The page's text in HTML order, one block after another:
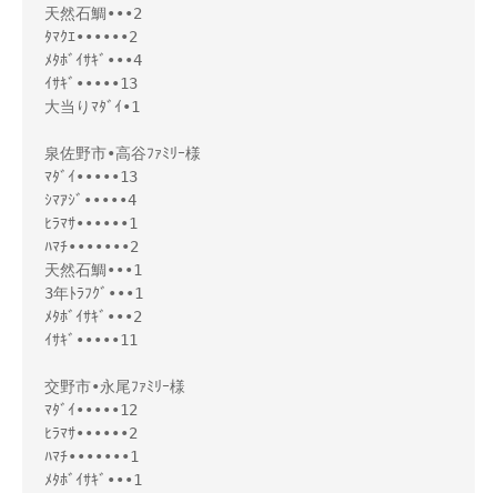
天然石鯛•••2
ﾀﾏｸｴ••••••2
ﾒﾀﾎﾞｲｻｷﾞ•••4
ｲｻｷﾞ•••••13
大当りﾏﾀﾞｲ•1
泉佐野市•高谷ﾌｧﾐﾘｰ様
ﾏﾀﾞｲ•••••13
ｼﾏｱｼﾞ•••••4
ﾋﾗﾏｻ••••••1
ﾊﾏﾁ•••••••2
天然石鯛•••1
3年ﾄﾗﾌｸﾞ•••1
ﾒﾀﾎﾞｲｻｷﾞ•••2
ｲｻｷﾞ•••••11
交野市•永尾ﾌｧﾐﾘｰ様
ﾏﾀﾞｲ•••••12
ﾋﾗﾏｻ••••••2
ﾊﾏﾁ•••••••1
ﾒﾀﾎﾞｲｻｷﾞ•••1